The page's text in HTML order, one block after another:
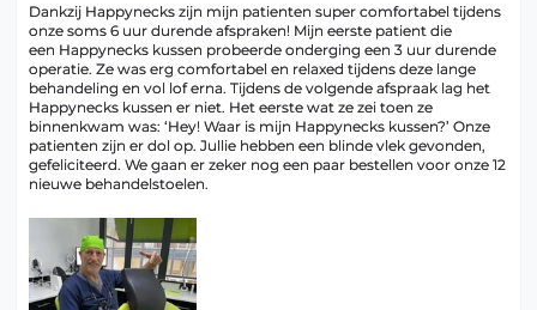
Dankzij Happynecks zijn mijn patienten super comfortabel tijdens
onze soms 6 uur durende afspraken! Mijn eerste patient die
een Happynecks kussen probeerde onderging een 3 uur durende
operatie. Ze was erg comfortabel en relaxed tijdens deze lange
behandeling en vol lof erna. Tijdens de volgende afspraak lag het
Happynecks kussen er niet. Het eerste wat ze zei toen ze
binnenkwam was: ‘Hey! Waar is mijn Happynecks kussen?’ Onze
patienten zijn er dol op. Jullie hebben een blinde vlek gevonden,
gefeliciteerd. We gaan er zeker nog een paar bestellen voor onze 12
nieuwe behandelstoelen.